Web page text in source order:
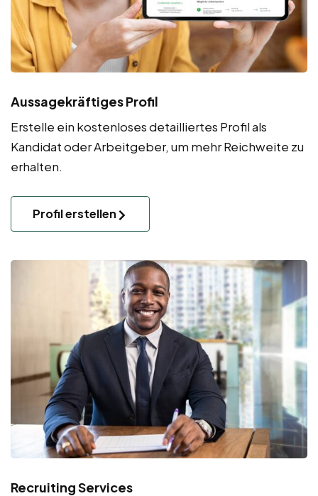
Aussagekräftiges Profil
Erstelle ein kostenloses detailliertes Profil als
Kandidat oder Arbeitgeber, um mehr Reichweite zu
erhalten.
Profil erstellen
Recruiting Services